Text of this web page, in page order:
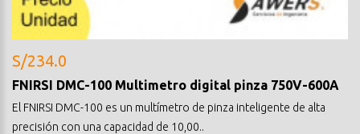
S/234.0
FNIRSI DMC-100 Multimetro digital pinza 750V-600A
El FNIRSI DMC-100 es un multímetro de pinza inteligente de alta
precisión con una capacidad de 10,00..